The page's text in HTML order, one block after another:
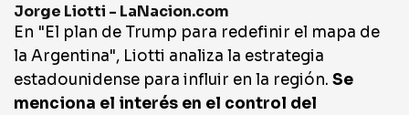
Jorge Liotti - LaNacion.com
En "El plan de Trump para redefinir el mapa de
la Argentina", Liotti analiza la estrategia
estadounidense para influir en la región. Se
menciona el interés en el control del